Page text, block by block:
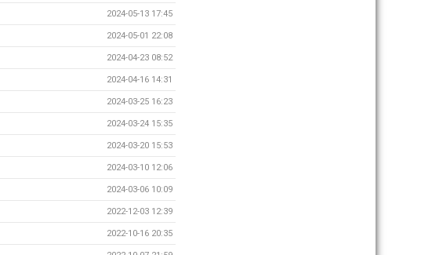
2024-05-13 17:45
2024-05-01 22:08
2024-04-23 08:52
2024-04-16 14:31
2024-03-25 16:23
2024-03-24 15:35
2024-03-20 15:53
2024-03-10 12:06
2024-03-06 10:09
2022-12-03 12:39
2022-10-16 20:35